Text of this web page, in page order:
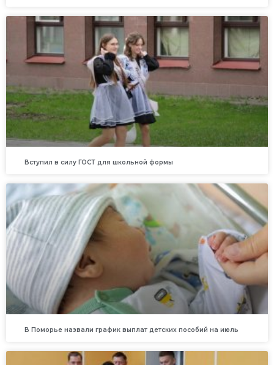
Вступил в силу ГОСТ для школьной формы
В Поморье назвали график выплат детских пособий на июль